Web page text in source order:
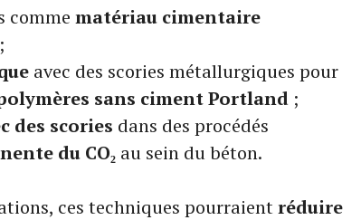
comme matériau cimentaire
;
avec des scories métallurgiques pour
sans ciment Portland ;
des scories dans des procédés
du CO₂ au sein du béton.
ces techniques pourraientréduire